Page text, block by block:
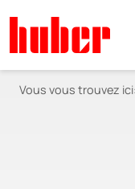
Vous vous trouvez ici: